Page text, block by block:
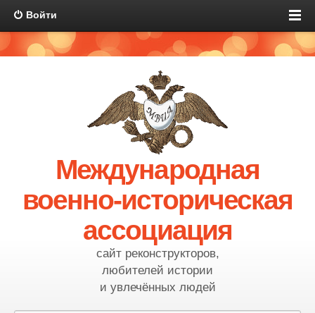
Войти
Международная
военно-историческая
ассоциация
сайт реконструкторов,
любителей истории
и увлечённых людей